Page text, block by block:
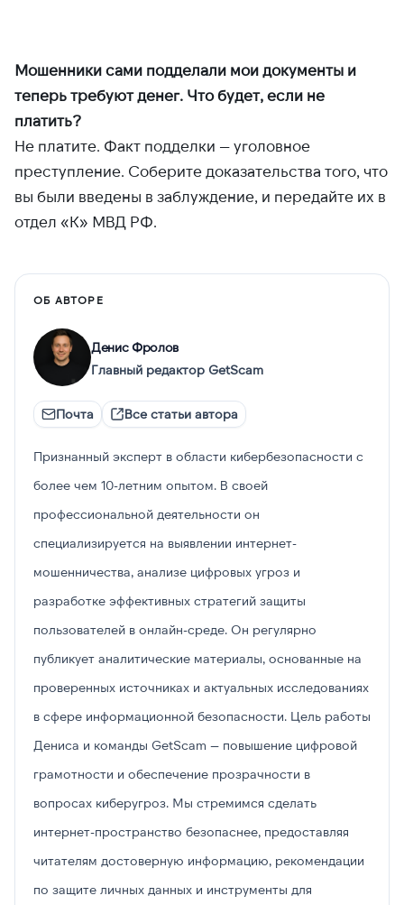
Мошенники сами подделали мои документы и
теперь требуют денег. Что будет, если не
платить?
Не платите. Факт подделки — уголовное
преступление. Соберите доказательства того, что
вы были введены в заблуждение, и передайте их в
отдел «К» МВД РФ.
ОБ АВТОРЕ
Денис Фролов
Главный редактор GetScam
Почта Все статьи автора
Признанный эксперт в области кибербезопасности с
более чем 10-летним опытом. В своей
профессиональной деятельности он
специализируется на выявлении интернет-
мошенничества, анализе цифровых угроз и
разработке эффективных стратегий защиты
пользователей в онлайн-среде. Он регулярно
публикует аналитические материалы, основанные на
проверенных источниках и актуальных исследованиях
в сфере информационной безопасности. Цель работы
Дениса и команды GetScam — повышение цифровой
грамотности и обеспечение прозрачности в
вопросах киберугроз. Мы стремимся сделать
интернет-пространство безопаснее, предоставляя
читателям достоверную информацию, рекомендации
по защите личных данных и инструменты для